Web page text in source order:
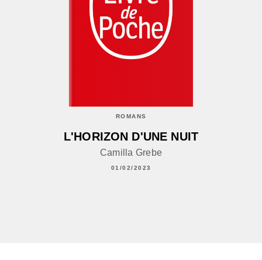
ROMANS
L'HORIZON D'UNE NUIT
Camilla Grebe
01/02/2023